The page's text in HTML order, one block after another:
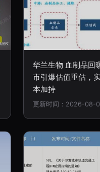
华兰生物 血制品回
市引爆估值重估，
本加持
更新时间：2026-08-